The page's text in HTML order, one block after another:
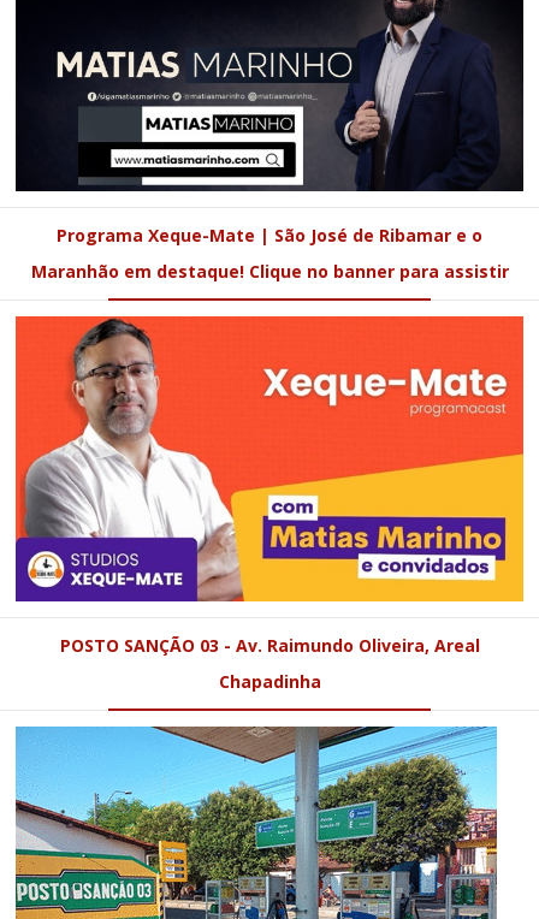
Programa Xeque-Mate | São José de Ribamar e o
Maranhão em destaque! Clique no banner para assistir
POSTO SANÇÃO 03 - Av. Raimundo Oliveira, Areal
Chapadinha